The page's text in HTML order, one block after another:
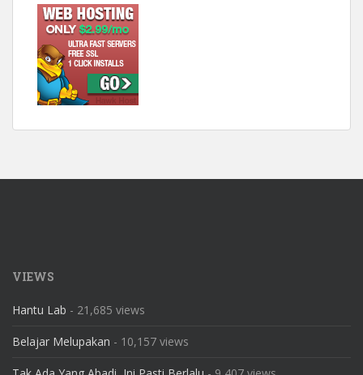
VIEWS
Hantu Lab - 21,685 views
Belajar Melupakan - 10,157 views